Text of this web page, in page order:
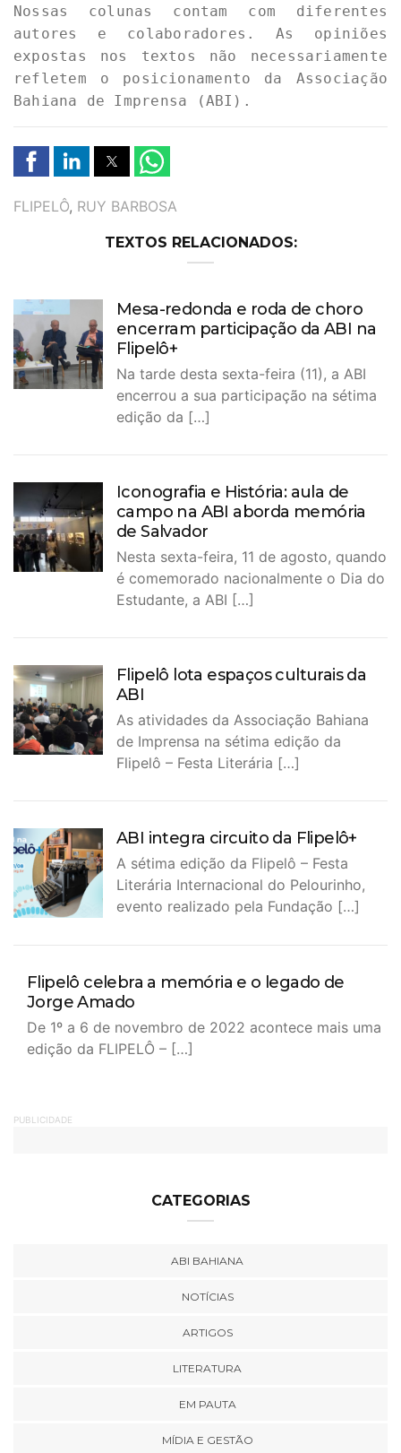
Nossas colunas contam com diferentes
autores e colaboradores. As opiniões
expostas nos textos não necessariamente
refletem o posicionamento da Associação
Bahiana de Imprensa (ABI).
TAGS
FLIPELÔ, RUY BARBOSA
TEXTOS RELACIONADOS:
Mesa-redonda e roda de choro
encerram participação da ABI na
Flipelô+
Na tarde desta sexta-feira (11), a ABI
encerrou a sua participação na sétima
edição da […]
Iconografia e História: aula de
campo na ABI aborda memória
de Salvador
Nesta sexta-feira, 11 de agosto, quando
é comemorado nacionalmente o Dia do
Estudante, a ABI […]
Flipelô lota espaços culturais da
ABI
As atividades da Associação Bahiana
de Imprensa na sétima edição da
Flipelô – Festa Literária […]
ABI integra circuito da Flipelô+
A sétima edição da Flipelô – Festa
Literária Internacional do Pelourinho,
evento realizado pela Fundação […]
Flipelô celebra a memória e o legado de
Jorge Amado
De 1º a 6 de novembro de 2022 acontece mais uma
edição da FLIPELÔ – […]
PUBLICIDADE
CATEGORIAS
ABI BAHIANA
NOTÍCIAS
ARTIGOS
LITERATURA
EM PAUTA
MÍDIA E GESTÃO